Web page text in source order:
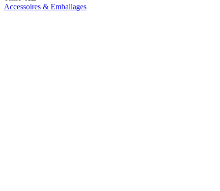
Accessoires & Emballages